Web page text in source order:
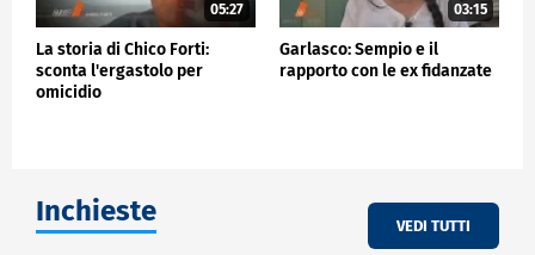
05:27
La storia di Chico Forti:
sconta l'ergastolo per
omicidio
03:15
Garlasco: Sempio e il
rapporto con le ex fidanzate
Inchieste VEDI TUTTI